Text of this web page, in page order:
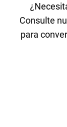
Consulte
para